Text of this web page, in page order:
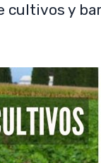
cultivos y